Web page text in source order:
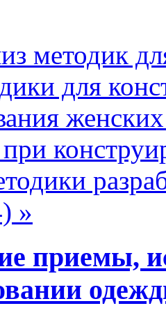
методик
для
»
приемы,